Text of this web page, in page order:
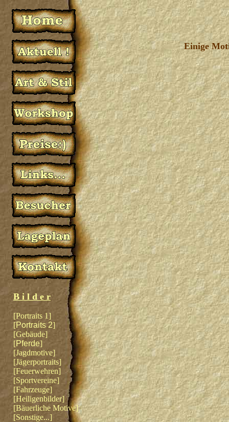
B i l d e r
[Portraits 1]
[Portraits 2]
[Gebäude]
[Pferde]
[Jagdmotive]
[Jägerportraits]
[Feuerwehren]
[Sportvereine]
[Fahrzeuge]
[Heiligenbilder]
[Bäuerliche Motive]
[Sonstige...]
Einige